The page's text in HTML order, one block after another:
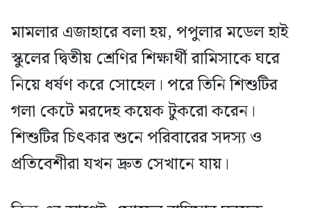
মামলার এজাহারে বলা হয়, পপুলার মডেল হাই
স্কুলের দ্বিতীয় শ্রেণির শিক্ষার্থী রামিসাকে ঘরে
নিয়ে ধর্ষণ করে সোহেল। পরে তিনি শিশুটির
গলা কেটে মরদেহ কয়েক টুকরো করেন।
শিশুটির চিৎকার শুনে পরিবারের সদস্য ও
প্রতিবেশীরা যখন দ্রুত সেখানে যায়।